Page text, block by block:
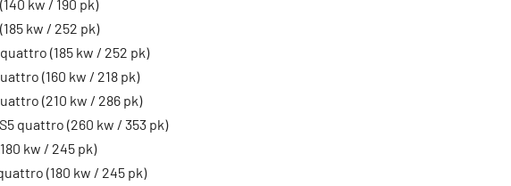
kw / 190 pk)
kw / 252 pk)
(185 kw / 252 pk)
(160 kw / 218 pk)
(210 kw / 286 pk)
quattro (260 kw / 353 pk)
kw / 245 pk)
(180 kw / 245 pk)